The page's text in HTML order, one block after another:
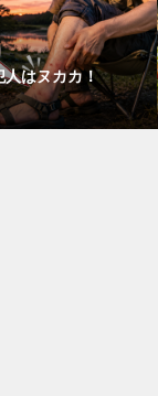
簡単・絶品キャンプ